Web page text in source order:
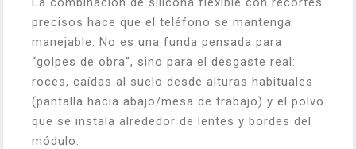
precisos hace que el teléfono se mantenga
manejable. No es una funda pensada para
“golpes de obra”, sino para el desgaste real:
roces, caídas al suelo desde alturas habituales
(pantalla hacia abajo/mesa de trabajo) y el polvo
que se instala alrededor de lentes y bordes del
módulo.